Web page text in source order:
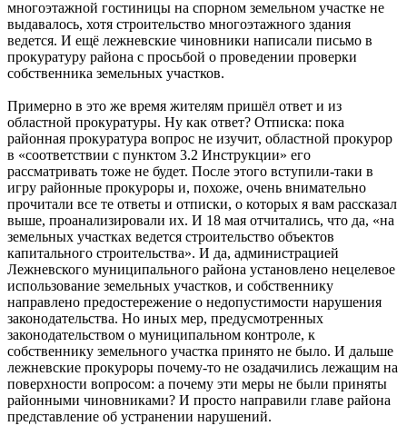
многоэтажной гостиницы на спорном земельном участке не
выдавалось, хотя строительство многоэтажного здания
ведется. И ещё лежневские чиновники написали письмо в
прокуратуру района с просьбой о проведении проверки
собственника земельных участков.
Примерно в это же время жителям пришёл ответ и из
областной прокуратуры. Ну как ответ? Отписка: пока
районная прокуратура вопрос не изучит, областной прокурор
в «соответствии с пунктом 3.2 Инструкции» его
рассматривать тоже не будет. После этого вступили-таки в
игру районные прокуроры и, похоже, очень внимательно
прочитали все те ответы и отписки, о которых я вам рассказал
выше, проанализировали их. И 18 мая отчитались, что да, «на
земельных участках ведется строительство объектов
капитального строительства». И да, администрацией
Лежневского муниципального района установлено нецелевое
использование земельных участков, и собственнику
направлено предостережение о недопустимости нарушения
законодательства. Но иных мер, предусмотренных
законодательством о муниципальном контроле, к
собственнику земельного участка принято не было. И дальше
лежневские прокуроры почему-то не озадачились лежащим на
поверхности вопросом: а почему эти меры не были приняты
районными чиновниками? И просто направили главе района
представление об устранении нарушений.